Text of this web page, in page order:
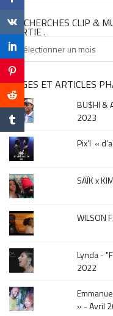
TU CHERCHES CLIP &
SORTIE .
Tu
cherches
clip
&
musique,
click
sur
le
mois
de
la
sortie
PAGES ET ARTICLES
BU$HI &
2023
Pix’l «
SAÏK x
WILSON
Lynda -
2022
» - Avril